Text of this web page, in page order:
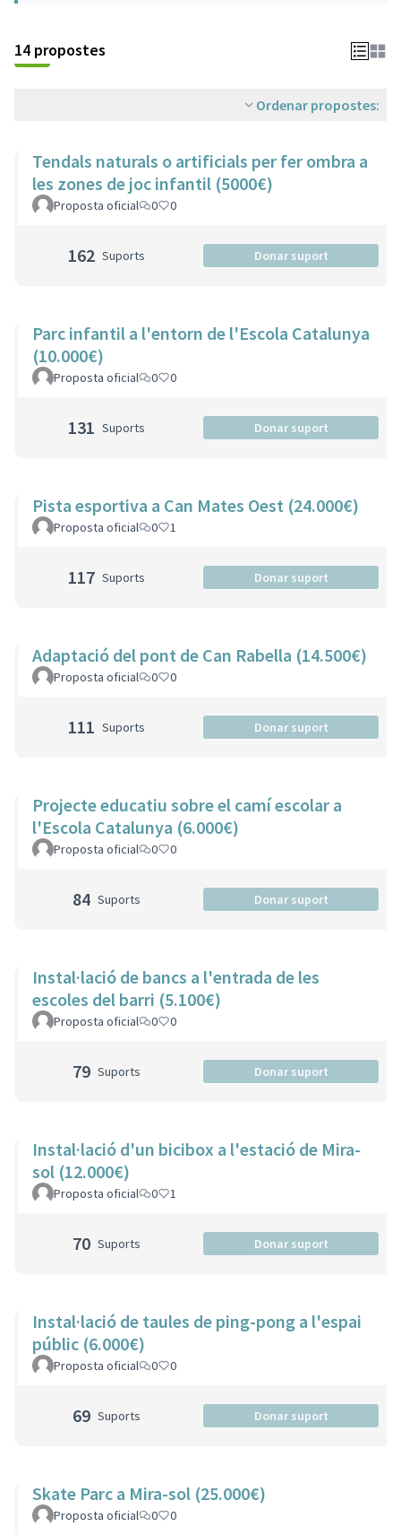
14 propostes
Ordenar propostes:
Tendals naturals o artificials per fer ombra a
les zones de joc infantil (5000€)
Proposta oficial 0 0
162 Suports Donar suport
Parc infantil a l'entorn de l'Escola Catalunya
(10.000€)
Proposta oficial 0 0
131 Suports Donar suport
Pista esportiva a Can Mates Oest (24.000€)
Proposta oficial 0 1
117 Suports Donar suport
Adaptació del pont de Can Rabella (14.500€)
Proposta oficial 0 0
111 Suports Donar suport
Projecte educatiu sobre el camí escolar a
l'Escola Catalunya (6.000€)
Proposta oficial 0 0
84 Suports Donar suport
Instal·lació de bancs a l'entrada de les
escoles del barri (5.100€)
Proposta oficial 0 0
79 Suports Donar suport
Instal·lació d'un bicibox a l'estació de Mira-
sol (12.000€)
Proposta oficial 0 1
70 Suports Donar suport
Instal·lació de taules de ping-pong a l'espai
públic (6.000€)
Proposta oficial 0 0
69 Suports Donar suport
Skate Parc a Mira-sol (25.000€)
Proposta oficial 0 0